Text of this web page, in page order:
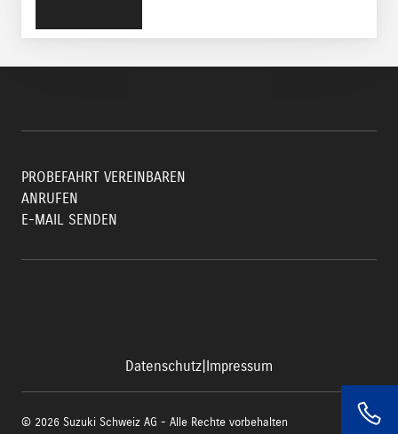
PROBEFAHRT VEREINBAREN
ANRUFEN
E-MAIL SENDEN
Datenschutz Impressum
© 2026 Suzuki Schweiz AG - Alle Rechte vorbehalten